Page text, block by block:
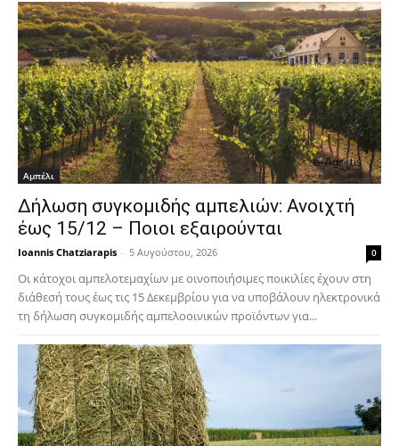
Αμπέλι
Δήλωση συγκομιδής αμπελιών: Ανοιχτή
έως 15/12 – Ποιοι εξαιρούνται
Ioannis Chatziarapis - 5 Αυγούστου, 2026 0
Οι κάτοχοι αμπελοτεμαχίων με οινοποιήσιμες ποικιλίες έχουν στη
διάθεσή τους έως τις 15 Δεκεμβρίου για να υποβάλουν ηλεκτρονικά
τη δήλωση συγκομιδής αμπελοοινικών προϊόντων για...